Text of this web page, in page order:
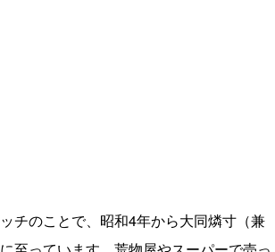
チのことで、昭和4年から大同燐寸（兼